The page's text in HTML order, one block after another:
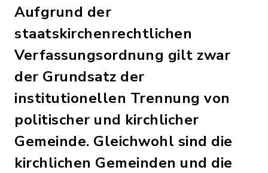
Aufgrund der
staatskirchenrechtlichen
Verfassungsordnung gilt zwar
der Grundsatz der
institutionellen Trennung von
politischer und kirchlicher
Gemeinde. Gleichwohl sind die
kirchlichen Gemeinden und die